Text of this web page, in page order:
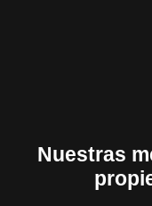
Nuestras